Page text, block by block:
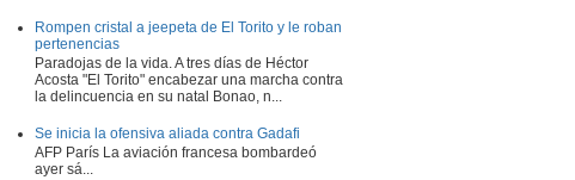
Rompen cristal a jeepeta de El Torito y le roban
pertenencias
Paradojas de la vida. A tres días de Héctor
Acosta "El Torito" encabezar una marcha contra
la delincuencia en su natal Bonao, n...
Se inicia la ofensiva aliada contra Gadafi
AFP París La aviación francesa bombardeó
ayer sá...